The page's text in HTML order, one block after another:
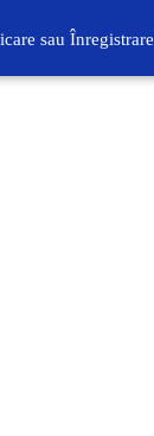
sau Înregistrare